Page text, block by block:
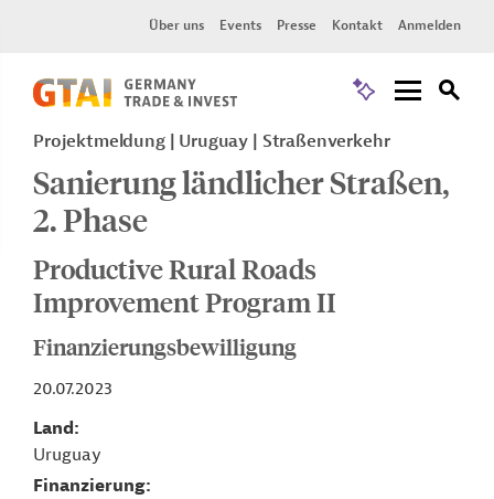
Über uns Events Presse Kontakt Anmelden
Projektmeldung Uruguay Straßenverkehr
Sanierung ländlicher Straßen,
2. Phase
Productive Rural Roads
Improvement Program II
Finanzierungsbewilligung
20.07.2023
Land
Uruguay
Finanzierung